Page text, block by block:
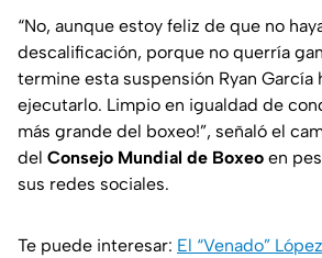
“No, aunque estoy feliz de que no
descalificación, porque no querría
termine esta suspensión Ryan García
ejecutarlo. Limpio en igualdad de
más grande del boxeo!”, señaló el
del Consejo Mundial de Boxeo en
sus redes sociales.
Te puede interesar: El “Venado”